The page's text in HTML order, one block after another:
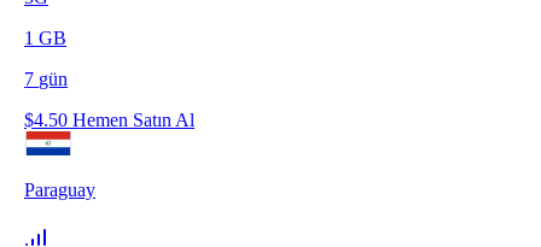
1 GB
7 gün
$4.50 Hemen Satın Al
Paraguay